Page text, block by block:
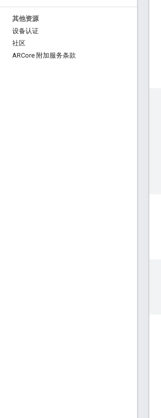
其他资源
设备认证
社区
ARCore 附加服务条款